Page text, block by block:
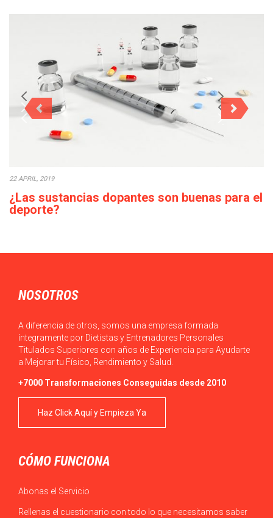
22 APRIL, 2019
¿Las sustancias dopantes son buenas para el
deporte?
NOSOTROS
A diferencia de otros, somos una empresa formada
íntegramente por Dietistas y Entrenadores Personales
Titulados Superiores con años de Experiencia para Ayudarte
a Mejorar tu Físico, Rendimiento y Salud.
+7000 Transformaciones Conseguidas desde 2010
Haz Click Aquí y Empieza Ya
CÓMO FUNCIONA
Abonas el Servicio
Rellenas el cuestionario con todo lo que necesitamos saber